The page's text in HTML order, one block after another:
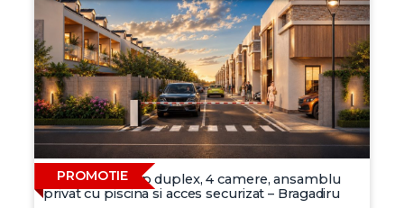
PROMOTIE
Vila moderna tip duplex, 4 camere, ansamblu
privat cu piscina si acces securizat – Bragadiru